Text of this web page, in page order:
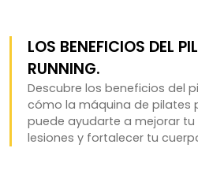
LOS BENEFICIOS DEL
RUNNING.
Descubre los beneficios del
cómo la máquina de pilates
puede ayudarte a mejorar tu
lesiones y fortalecer tu